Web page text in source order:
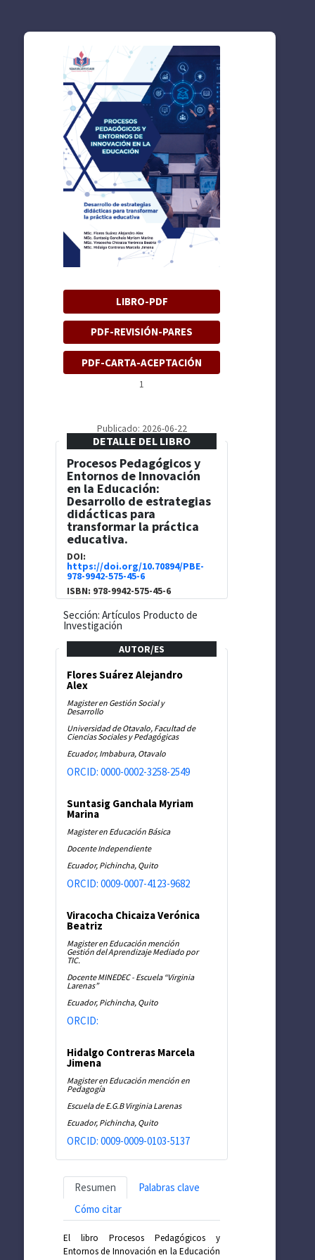
LIBRO-PDF
PDF-REVISIÓN-PARES
PDF-CARTA-ACEPTACIÓN
1
Publicado: 2026-06-22
DETALLE DEL LIBRO
Procesos Pedagógicos y
Entornos de Innovación
en la Educación:
Desarrollo de estrategias
didácticas para
transformar la práctica
educativa.
DOI:
https://doi.org/10.70894/PBE-
978-9942-575-45-6
ISBN: 978-9942-575-45-6
Sección: Artículos Producto de
Investigación
AUTOR/ES
Flores Suárez Alejandro
Alex
Magister en Gestión Social y
Desarrollo
Universidad de Otavalo, Facultad de
Ciencias Sociales y Pedagógicas
Ecuador, Imbabura, Otavalo
ORCID: 0000-0002-3258-2549
Suntasig Ganchala Myriam
Marina
Magister en Educación Básica
Docente Independiente
Ecuador, Pichincha, Quito
ORCID: 0009-0007-4123-9682
Viracocha Chicaiza Verónica
Beatriz
Magister en Educación mención
Gestión del Aprendizaje Mediado por
TIC.
Docente MINEDEC - Escuela “Virginia
Larenas”
Ecuador, Pichincha, Quito
ORCID:
Hidalgo Contreras Marcela
Jimena
Magister en Educación mención en
Pedagogía
Escuela de E.G.B Virginia Larenas
Ecuador, Pichincha, Quito
ORCID: 0009-0009-0103-5137
Resumen
Palabras clave
Cómo citar
El libro Procesos Pedagógicos y
Entornos de Innovación en la Educación